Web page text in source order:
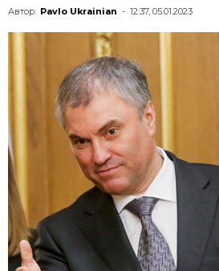
Автор: Pavlo Ukrainian - 12:37, 05.01.2023